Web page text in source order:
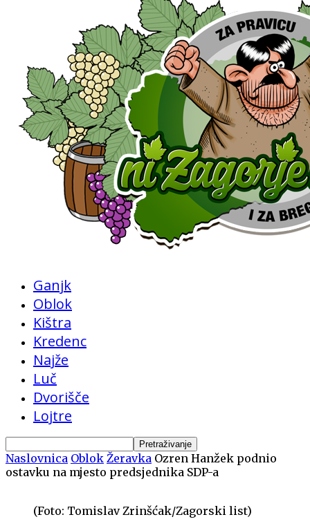
Ganjk
Oblok
Kištra
Kredenc
Najže
Luč
Dvorišče
Lojtre
Naslovnica Oblok Žeravka Ozren Hanžek podnio
ostavku na mjesto predsjednika SDP-a
(Foto: Tomislav Zrinšćak/Zagorski list)